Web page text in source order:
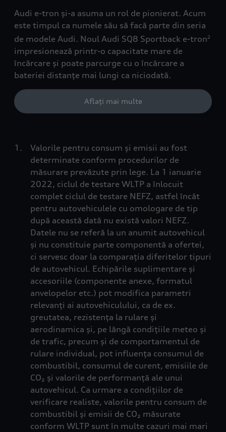
Audi e-tron și-a asuma un rol de pionierat. Acum
este timpul ca numele său să facă parte din seria
de modele Audi. Noul Audi SQ8 Sportback e-tron2
impresionează printr-o capacitate mare de
încărcare și poate parcurge cu o încărcare a
bateriei distanțe mai lungi ca niciodată.
Aflați mai multe
Valorile pentru consum și emisii au fost
determinate conform procedurilor de
măsurare prevăzute prin lege. La 1 ianuarie
2022, ciclul de testare WLTP a înlocuit
complet ciclul de testare NEFZ, astfel încât
pentru autovehiculele cu omologare de tip
după această dată nu există valori NEFZ.
Datele nu se referă la un anumit autovehicul
și nu constituie parte componentă a ofertei,
ci servesc doar la comparația diferitelor tipuri
de autovehicul. Echipările suplimentare și
accesoriile (componente anexe, formatul
anvelopelor etc.) pot modifica parametri
relevanți ai autovehiculului, ca de ex.
greutatea, rezistența la rulare și
aerodinamica și, pe lângă condițiile meteo și
de trafic, precum și de comportamentul de
rulare individual, pot influența consumul de
combustibil, consumul de curent, emisiile de
CO₂ și valorile de performanță ale unui
autovehicul. Ca urmare a condițiilor de
verificare realiste, valorile pentru consum de
combustibil și emisii de CO₂ măsurate
conform WLTP sunt în multe cazuri mai mari